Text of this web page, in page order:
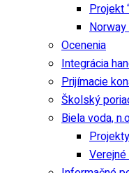
Projekt
Norway
Ocenenia
Integrácia
Prijímacie
Školský
Biela voda,
Projekty